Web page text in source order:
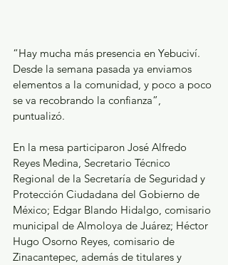
“Hay mucha más presencia en Yebuciví.
Desde la semana pasada ya enviamos
elementos a la comunidad, y poco a poco
se va recobrando la confianza”,
puntualizó.
En la mesa participaron José Alfredo
Reyes Medina, Secretario Técnico
Regional de la Secretaría de Seguridad y
Protección Ciudadana del Gobierno de
México; Edgar Blando Hidalgo, comisario
municipal de Almoloya de Juárez; Héctor
Hugo Osorno Reyes, comisario de
Zinacantepec, además de titulares y